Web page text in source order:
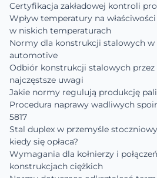
Certyfikacja zakładowej kontroli
Wpływ temperatury na
w niskich temperaturach
Normy dla konstrukcji stalowych
automotive
Odbiór konstrukcji stalowych przez
najczęstsze uwagi
Jakie normy regulują produkcję
Procedura naprawy wadliwych
5817
Stal duplex w przemyśle
kiedy się opłaca?
Wymagania dla kołnierzy i
konstrukcjach ciężkich